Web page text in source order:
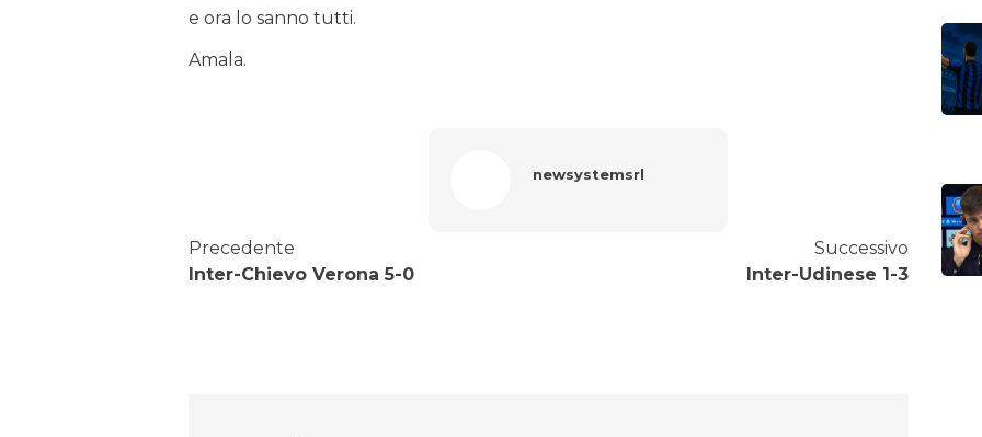
e ora lo sanno tutti.
Amala.
newsystemsrl
Precedente
Inter-Chievo Verona 5-0
Successivo
Inter-Udinese 1-3